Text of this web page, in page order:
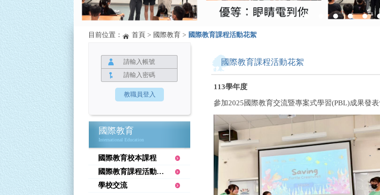
目前位置： 首頁 > 國際教育 > 國際教育課程活動花絮
國際教育
International Education
國際教育校本課程
國際教育課程活動花絮
學校交流
國際教育課程活動花絮
113學年度
參加2025國際教育交流暨專案式學習(PBL)成果發表